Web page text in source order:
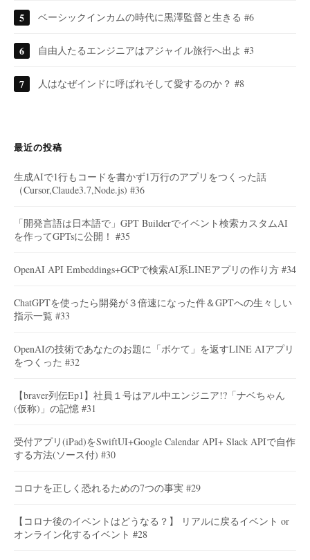
ベーシックインカムの時代に黒澤監督と生きる #6
自由人たるエンジニアはアジャイル旅行へ出よ #3
人はなぜインドに呼ばれそして愛するのか？ #8
最近の投稿
生成AIで1行もコードを書かず1万行のアプリをつくった話
（Cursor,Claude3.7,Node.js) #36
「開発言語は日本語で」GPT Builderでイベント検索カスタムAI
を作ってGPTsに公開！ #35
OpenAI API Embeddings+GCPで検索AI系LINEアプリの作り方 #34
ChatGPTを使ったら開発が３倍速になった件＆GPTへの生々しい
指示一覧 #33
OpenAIの技術であなたのお題に「ボケて」を返すLINE AIアプリ
をつくった #32
【braver列伝Ep1】社員１号はアル中エンジニア!?「ナベちゃん
(仮称)」の記憶 #31
受付アプリ(iPad)をSwiftUI+Google Calendar API+ Slack APIで自作
する方法(ソース付) #30
コロナを正しく恐れるための7つの事実 #29
【コロナ後のイベントはどうなる？】 リアルに戻るイベント or
オンライン化するイベント #28